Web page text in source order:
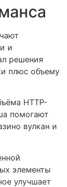
и
решения
плюс объему
HTTP-
помогают
вулкан и
элементы
улучшает